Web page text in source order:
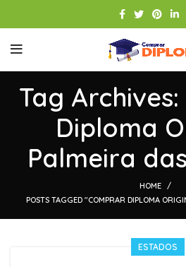
Tag
Diploma
Palmeira
HOME
POSTS TAGGED "COMPRAR DIPLOMA
ESTADOS